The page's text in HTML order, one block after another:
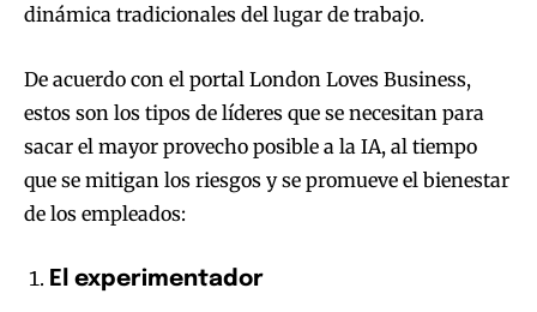
dinámica tradicionales del lugar de trabajo.
De acuerdo con el portal London Loves Business,
estos son los tipos de líderes que se necesitan para
sacar el mayor provecho posible a la IA, al tiempo
que se mitigan los riesgos y se promueve el bienestar
de los empleados:
El experimentador